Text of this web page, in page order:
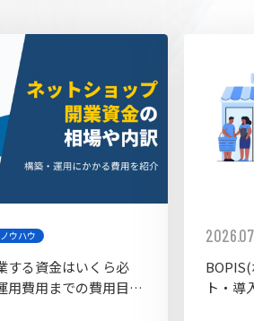
マイズ開発 AI buddy
ウハウ
する資金はいくら必
用費用までの費用目安
ト・導